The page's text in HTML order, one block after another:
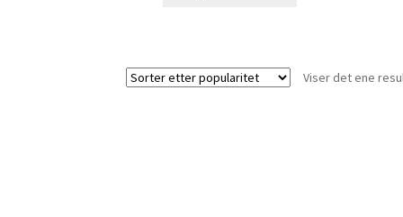
Viser det ene